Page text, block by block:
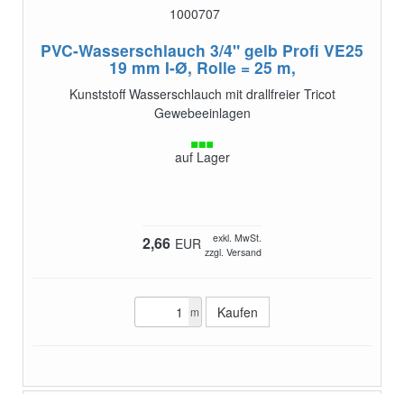
1000707
PVC-Wasserschlauch 3/4" gelb Profi VE25
19 mm I-Ø, Rolle = 25 m,
Kunststoff Wasserschlauch mit drallfreier Tricot
Gewebeeinlagen
auf Lager
2,66 EUR
exkl. MwSt.
zzgl. Versand
m